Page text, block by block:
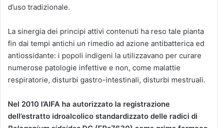
d’uso tradizionale.
La sinergia dei principi attivi contenuti ha reso tale pianta
fin dai tempi antichi un rimedio ad azione antibatterica ed
antiossidante: i popoli indigeni la utilizzavano per curare
numerose patologie infettive e non, come malattie
respiratorie, disturbi gastro-intestinali, disturbi mestruali.
Nel 2010 l’AIFA ha autorizzato la registrazione
dell’estratto idroalcolico standardizzato delle radici di